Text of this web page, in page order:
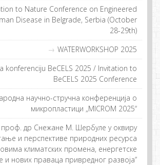
to Nature Conference on Engineered
Disease in Belgrade, Serbia (October
28-29th)
WATERWORKSHOP 2025
konferenciju BeCELS 2025 / Invitation to
BeCELS 2025 Conference
нaучнo-стручнa кoнфeрeнциja o
микрoплaстици „MICROM 2025“
др Снежане M. Шербуле у оквиру
и перспективе природних ресурса
климатских промена, енергетске
и нових праваца привредног развоја”